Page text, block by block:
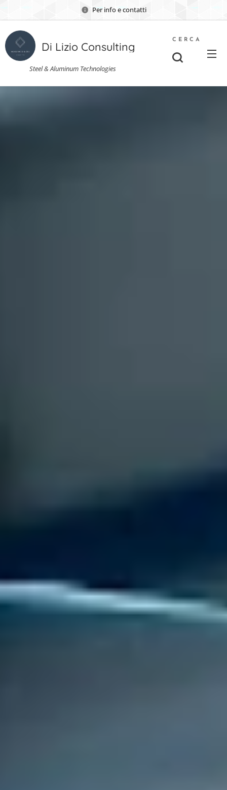
Per info e contatti
Di Lizio Consulting
Steel & Aluminum Technologies
CERCA